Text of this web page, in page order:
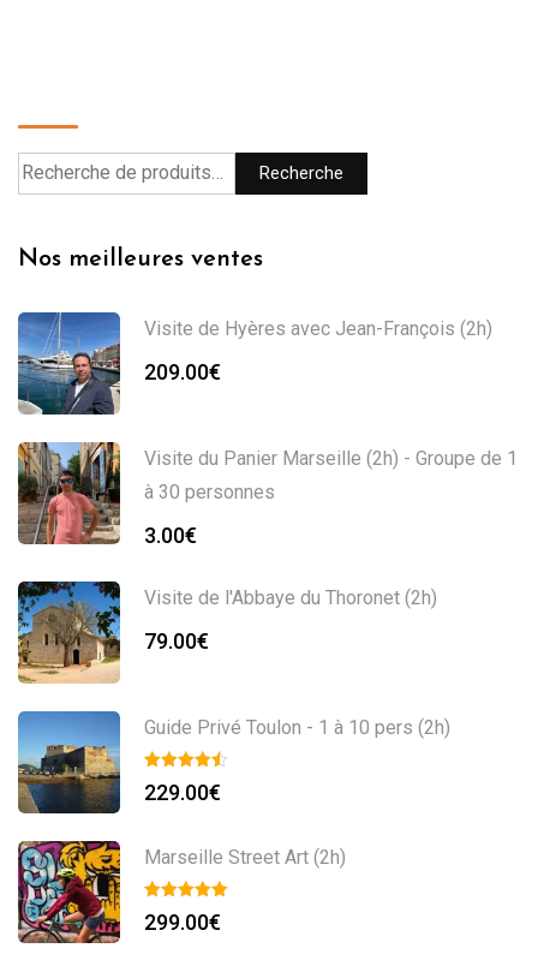
Recherche
Nos meilleures ventes
Visite de Hyères avec Jean-François (2h)
209.00€
Visite du Panier Marseille (2h) - Groupe de 1
à 30 personnes
3.00€
Visite de l'Abbaye du Thoronet (2h)
79.00€
Guide Privé Toulon - 1 à 10 pers (2h)
229.00€
Marseille Street Art (2h)
299.00€